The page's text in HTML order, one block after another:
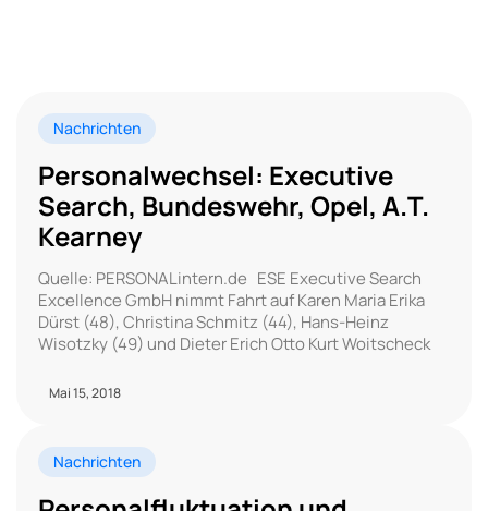
Nachrichten
Personalwechsel: Executive
Search, Bundeswehr, Opel, A.T.
Kearney
Quelle: PERSONALintern.de ESE Executive Search
Excellence GmbH nimmt Fahrt auf Karen Maria Erika
Dürst (48), Christina Schmitz (44), Hans-Heinz
Wisotzky (49) und Dieter Erich Otto Kurt Woitscheck
Mai 15, 2018
Nachrichten